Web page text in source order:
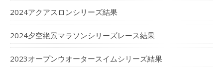
2024アクアスロンシリーズ結果
2024夕空絶景マラソンシリーズレース結果
2023オープンウオータースイムシリーズ結果